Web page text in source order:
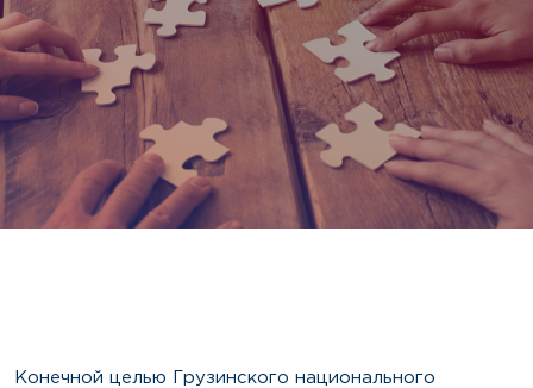
Конечной целью Грузинского национального